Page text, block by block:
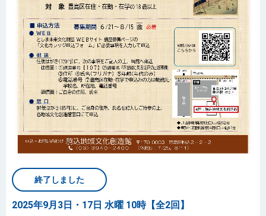
終了しました
2025年9月3日・17日 水曜 10時【全2回】